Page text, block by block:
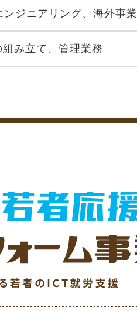
ジニアリング、海外事業
み立て、管理業務